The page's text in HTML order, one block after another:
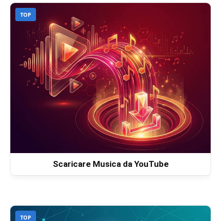
TOP
Scaricare Musica da YouTube
TOP